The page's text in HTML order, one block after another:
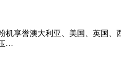
机享誉澳大利亚、美国、英国
…